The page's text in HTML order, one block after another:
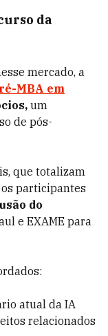
da
mercado, a
MBA em
um
de pós-
que totalizam
participantes
do
e EXAME para
atual da IA
relacionados